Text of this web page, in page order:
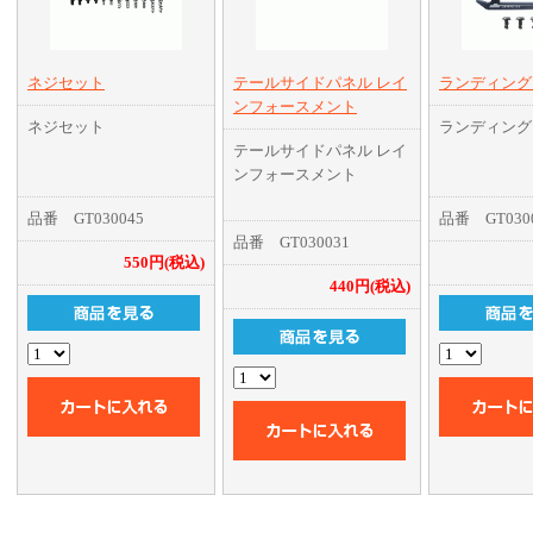
ネジセット
ネジセット
品番 GT030045
550円(税込)
テールサイドパネル レイ
ンフォースメント
テールサイドパネル レイ
ンフォースメント
品番 GT030031
440円(税込)
ランディン
ランディン
品番